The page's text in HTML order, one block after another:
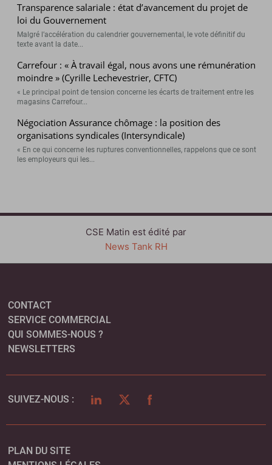
Transparence salariale : état d’avancement du projet de
loi du Gouvernement
Malgré l’accélération du calendrier gouvernemental, le vote définitif du
texte avant la date...
Carrefour : « À travail égal, nous avons une rémunération
moindre » (Cyrille Lechevestrier, CFTC)
« Le principal point de tension concerne les écarts de traitement entre les
magasins Carrefour...
Négociation Assurance chômage : la position des
organisations syndicales (Intersyndicale)
« En ce qui concerne les ruptures conventionnelles, rappelons que ce sont
les employeurs qui les...
CSE Matin est édité par
News Tank RH
CONTACT
SERVICE COMMERCIAL
QUI SOMMES-NOUS ?
NEWSLETTERS
SUIVEZ-NOUS : LINKEDINTWITTERFACEBOOK
PLAN DU SITE